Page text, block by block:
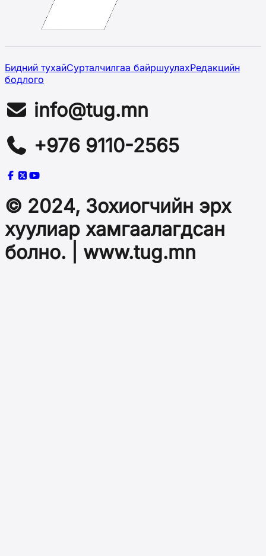
Бидний тухайСурталчилгаа байршуулахРедакцийн
бодлого
info@tug.mn
+976 9110-2565
© 2024, Зохиогчийн эрх
хуулиар хамгаалагдсан
болно. | www.tug.mn